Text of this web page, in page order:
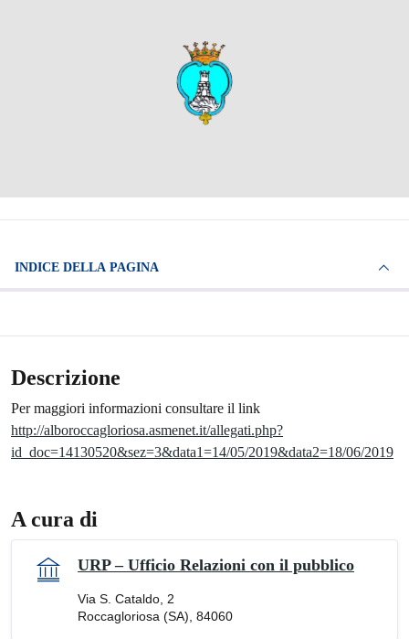
INDICE DELLA PAGINA
Descrizione
Per maggiori informazioni consultare il link
http://alboroccagloriosa.asmenet.it/allegati.php?
id_doc=14130520&sez=3&data1=14/05/2019&data2=18/06/2019
A cura di
URP – Ufficio Relazioni con il pubblico
Via S. Cataldo, 2
Roccagloriosa (SA), 84060